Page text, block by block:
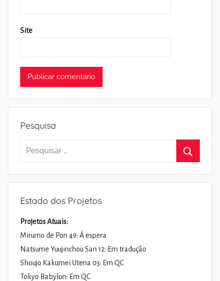
Site
Pesquisa
Pesquisar
Estado dos Projetos
Projetos Atuais:
Mirumo de Pon 49: À espera
Natsume Yuujinchou San 12: Em tradução
Shoujo Kakumei Utena 03: Em QC
Tokyo Babylon: Em QC